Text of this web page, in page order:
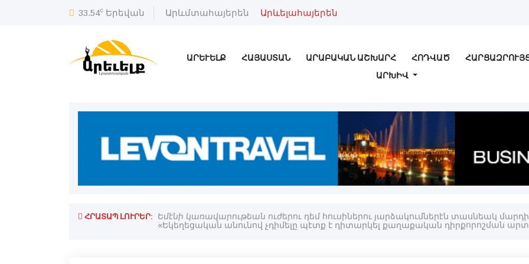
33.54c Երեվան Արևմտահայերեն Արևելահայերեն
ԱՐԵՒԵԼՔ ՀԱՅԱՍՏԱՆ ԱՐԱԲԱԿԱՆ ԱՇԽԱՐՀ ՀՈԴՎԱԾ
ԱՐԽԻՎ
ՀՐԱՏԱՊ ԼՈՒՐԵՐ:
Ռուբինեան Եմէնի կառավարութեան ուժերու դեմ հուսիներու յարձակումներէն տասնեակ